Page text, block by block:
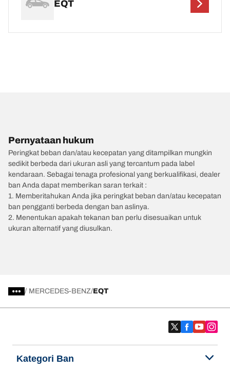
EQT
Pernyataan hukum
Peringkat beban dan/atau kecepatan yang ditampilkan mungkin
sedikit berbeda dari ukuran asli yang tercantum pada label
kendaraan. Sebagai tenaga profesional yang berkualifikasi, dealer
ban Anda dapat memberikan saran terkait :
1. Memberitahukan Anda jika peringkat beban dan/atau kecepatan
ban pengganti berbeda dengan ban aslinya.
2. Menentukan apakah tekanan ban perlu disesuaikan untuk
ukuran alternatif yang diusulkan.
/ MERCEDES-BENZ EQT
Kategori Ban